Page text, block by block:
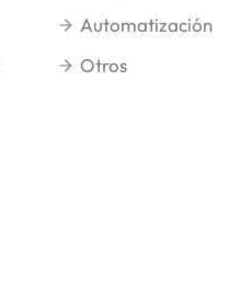
Automatización
Otros